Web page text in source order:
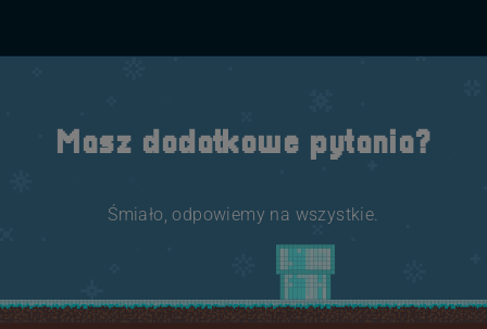
Masz dodatkowe pytania?
Śmiało, odpowiemy na wszystkie.